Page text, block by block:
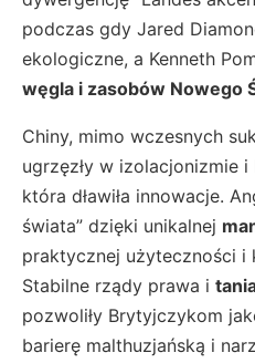
podczas gdy Jared
ekologiczne, a Kenneth
węgla i zasobów Nowego
Chiny, mimo wczesnych
ugrzęzły w izolacjonizmie
która dławiła innowacje.
świata” dzięki unikalnej
praktycznej użyteczności i
Stabilne rządy prawa i
pozwoliły Brytyjczykom
barierę malthuzjańską i